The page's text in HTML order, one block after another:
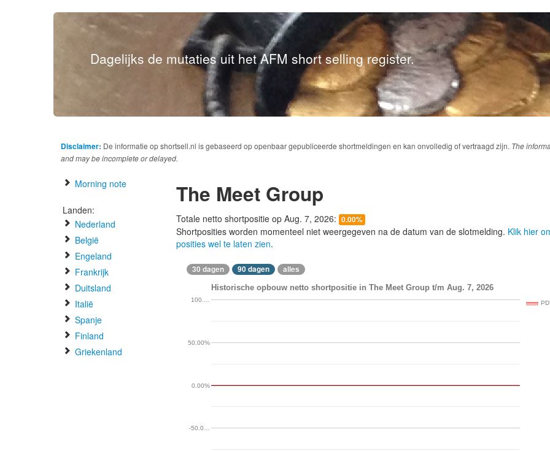
Dagelijks de mutaties uit het AFM short selling register.
Disclaimer: De informatie op shortsell.nl is gebaseerd op openbaar gepubliceerde shortmeldingen en kan onvolledig of vertraagd zijn. The
and may be incomplete or delayed.
Morning note
Landen:
Nederland
België
Engeland
Frankrijk
Duitsland
Italië
Spanje
Finland
Griekenland
The Meet Group
Totale netto shortpositie op Aug. 7, 2026: 0.00%
Shortposities worden momenteel niet weergegeven na de datum van de slotmelding. Klik hier
posities wel te laten zien.
30 dagen 90 dagen alles
Historische opbouw netto shortpositie in The Meet Group t/m Aug. 7, 2026
-50.0…
0.00%
50.00%
100.…